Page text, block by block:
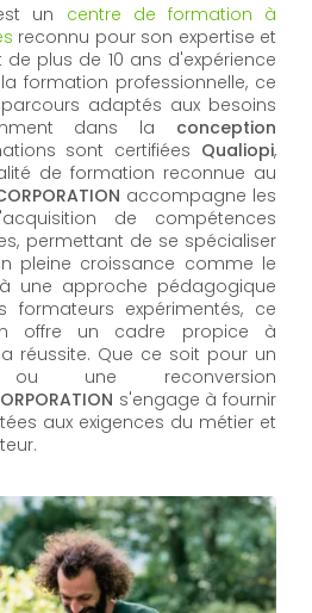
un centre de formation à
reconnu pour son expertise et
de plus de 10 ans d'expérience
formation professionnelle, ce
adaptés aux besoins
dans la conception
sont certifiées Qualiopi,
de formation reconnue au
accompagne les
de compétences
permettant de se spécialiser
pleine croissance comme le
une approche pédagogique
formateurs expérimentés, ce
offre un cadre propice à
réussite. Que ce soit pour un
ou une reconversion
s'engage à fournir
aux exigences du métier et